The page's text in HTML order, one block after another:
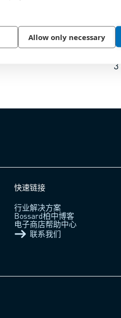
Allow only necessary
3
快速链接
行业解决方案
Bossard柏中博客
电子商店帮助中心
联系我们